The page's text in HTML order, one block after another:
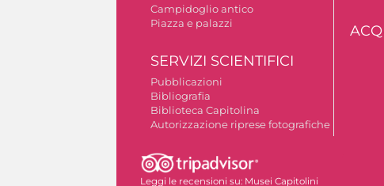
Campidoglio antico
Piazza e palazzi
SERVIZI SCIENTIFICI
Pubblicazioni
Bibliografia
Biblioteca Capitolina
Autorizzazione riprese fotografiche
Leggi le recensioni su: Musei Capitolini